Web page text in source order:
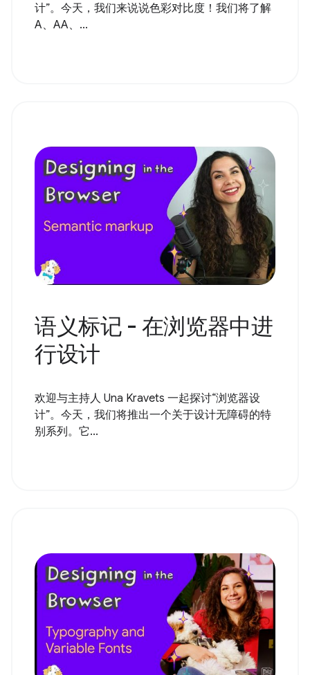
计”。今天，我们来说说色彩对比度！我们将了解
A、AA、...
语义标记 - 在浏览器中进
行设计
欢迎与主持人 Una Kravets 一起探讨“浏览器设
计”。今天，我们将推出一个关于设计无障碍的特
别系列。它...